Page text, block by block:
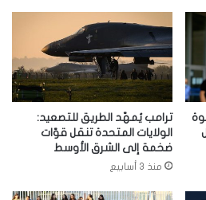
ترامب يُمهّد الطريق للتصعيد:
الولايات المتحدة تنقل قوّات
ضخمة إلى الشرق الأوسط
منذ 3 أسابيع